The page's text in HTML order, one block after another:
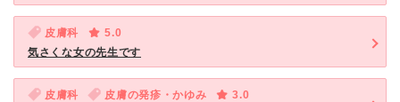
皮膚科
5.0
気さくな女の先生です
皮膚科 皮膚の発疹・かゆみ 3.0